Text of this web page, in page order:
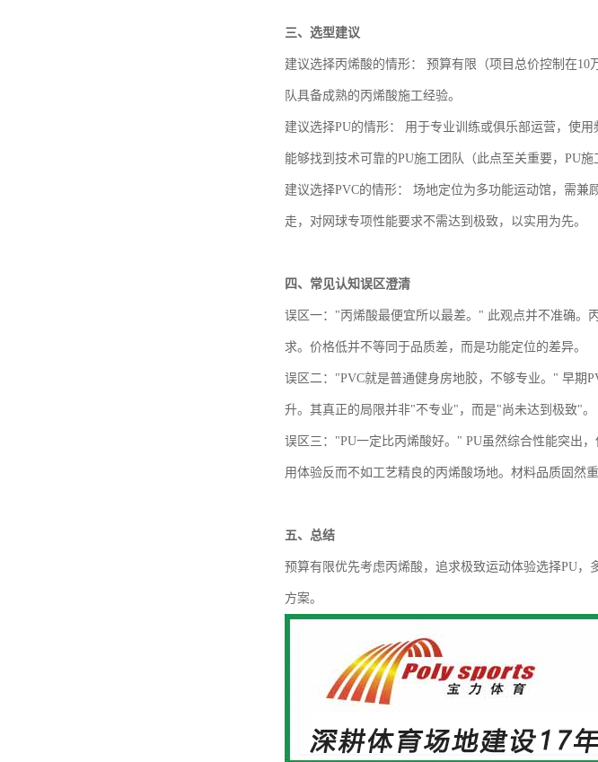
三、 选型建议
建议选择丙烯酸的情形： 预算有限（项目总价控制在10
队具备成熟的丙烯酸施工经验。
建议选择PU的情形： 用于专业训练或俱乐部运营，使
能够找到技术可靠的PU施工团队（此点至关重要，PU
建议选择PVC的情形： 场地定位为多功能运动馆，需
走，对网球专项性能要求不需达到极致，以实用为先。
四、 常见认知误区澄清
误区一： "丙烯酸最便宜所以最差。" 此观点并不准确。
求。价格低并不等同于品质差，而是功能定位的差异。
误区二： "PVC就是普通健身房地胶，不够专业。" 早期
升。其真正的局限并非"不专业"，而是"尚未达到极致"。
误区三： "PU一定比丙烯酸好。" PU虽然综合性能突出
用体验反而不如工艺精良的丙烯酸场地。材料品质固然
五、 总结
预算有限优先考虑丙烯酸，追求极致运动体验选择PU，
方案。